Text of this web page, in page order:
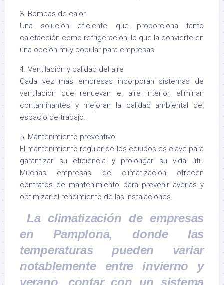
3. Bombas de calor
Una solución eficiente que proporciona tanto
calefacción como refrigeración, lo que la convierte en
una opción muy popular para empresas.
4. Ventilación y calidad del aire
Cada vez más empresas incorporan sistemas de
ventilación que renuevan el aire interior, eliminan
contaminantes y mejoran la calidad ambiental del
espacio de trabajo.
5. Mantenimiento preventivo
El mantenimiento regular de los equipos es clave para
garantizar su eficiencia y prolongar su vida útil.
Muchas empresas de climatización ofrecen
contratos de mantenimiento para prevenir averías y
optimizar el rendimiento de las instalaciones.
La climatización de empresas
en Pamplona, donde las
temperaturas pueden variar
notablemente entre invierno y